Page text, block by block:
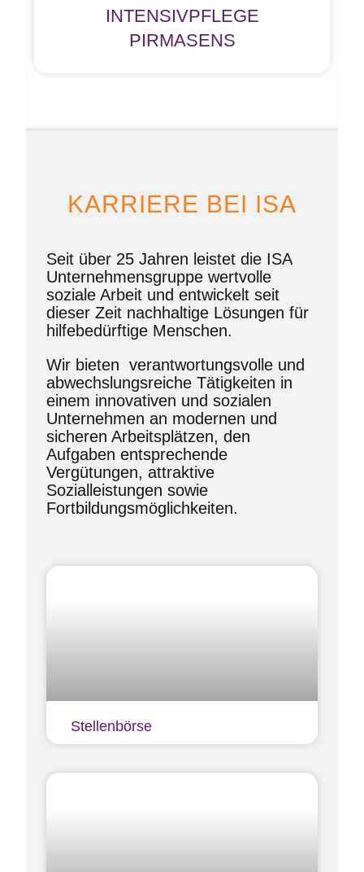
INTENSIVPFLEGE
PIRMASENS
KARRIERE BEI ISA
Seit über 25 Jahren leistet die ISA
Unternehmensgruppe wertvolle
soziale Arbeit und entwickelt seit
dieser Zeit nachhaltige Lösungen für
hilfebedürftige Menschen.
Wir bieten verantwortungsvolle und
abwechslungsreiche Tätigkeiten in
einem innovativen und sozialen
Unternehmen an modernen und
sicheren Arbeitsplätzen, den
Aufgaben entsprechende
Vergütungen, attraktive
Sozialleistungen sowie
Fortbildungsmöglichkeiten.
Stellenbörse